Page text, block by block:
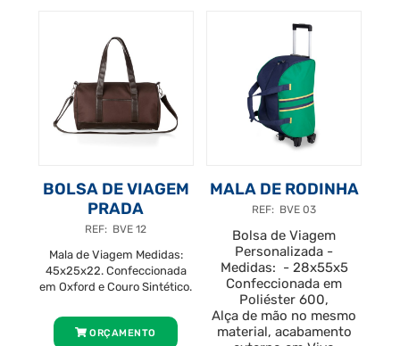
BOLSA DE VIAGEM
PRADA
REF: BVE 12
Mala de Viagem Medidas:
45x25x22. Confeccionada
em Oxford e Couro Sintético.
ORÇAMENTO
MALA DE RODINHA
REF: BVE 03
Bolsa de Viagem
Personalizada -
Medidas: - 28x55x5
Confeccionada em
Poliéster 600,
Alça de mão no mesmo
material, acabamento